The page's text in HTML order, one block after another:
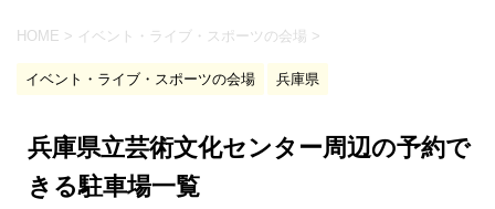
HOME > イベント・ライブ・スポーツの会場 >
イベント・ライブ・スポーツの会場 兵庫県
兵庫県立芸術文化センター周辺の予約で
きる駐車場一覧